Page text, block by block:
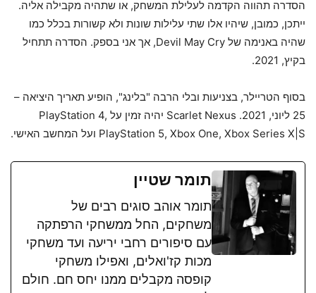
הסדרה תהווה הקדמה לעלילת המשחק, או שתהיה מקבילה אליה.
ייתכן, כמובן, שיהיו אלו שתי עלילות שונות ולא קשורות בכלל כמו
שהיה באנימה של Devil May Cry, אך אני בספק. הסדרה תתחיל
בקיץ, 2021.
בסוף הטריילר, בצניעות ובלי הרבה "בלינג", הופיע תאריך היציאה –
25 ליוני, 2021. Scarlet Nexus יהיה זמין על PlayStation 4,
PlayStation 5, Xbox One, Xbox Series X|S ועל המחשב האישי.
תומר שטיין
תומר אוהב סוגים רבים של
משחקים, החל ממשחקי הרפתקה
עם סיפורים רחבי יריעה ועד משחקי
מכות קז'ואלים, ואפילו משחקי
קופסה מקבלים ממנו יחס חם. חולם